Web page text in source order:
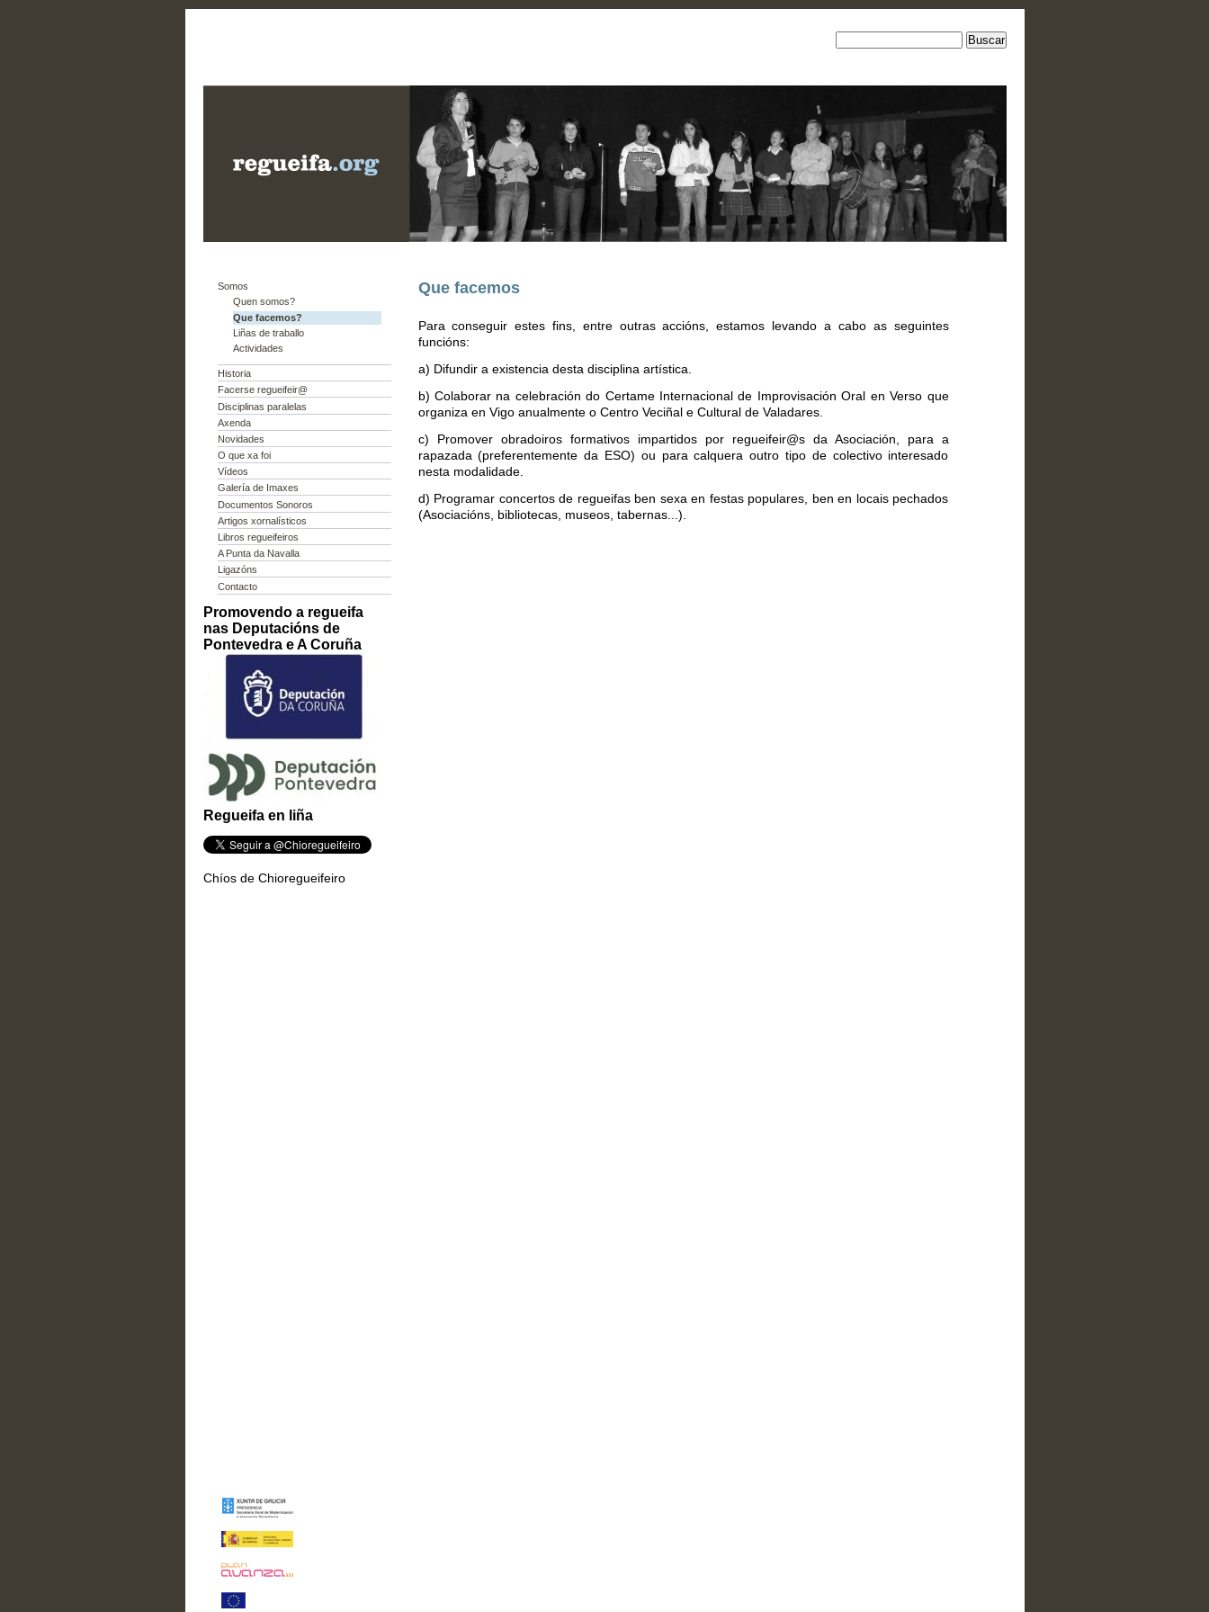
Somos
Quen somos?
Que facemos?
Liñas de traballo
Actividades
Historia
Facerse regueifeir@
Disciplinas paralelas
Axenda
Novidades
O que xa foi
Vídeos
Galería de Imaxes
Documentos Sonoros
Artigos xornalísticos
Libros regueifeiros
A Punta da Navalla
Ligazóns
Contacto
Promovendo a regueifa
nas Deputacións de
Pontevedra e A Coruña
Regueifa en liña
Chíos de Chioregueifeiro
Que facemos
Para conseguir estes fins, entre outras accións, estamos levando a cabo as seguintes
funcións:
a) Difundir a existencia desta disciplina artística.
b) Colaborar na celebración do Certame Internacional de Improvisación Oral en Verso que
organiza en Vigo anualmente o Centro Veciñal e Cultural de Valadares.
c) Promover obradoiros formativos impartidos por regueifeir@s da Asociación, para a
rapazada (preferentemente da ESO) ou para calquera outro tipo de colectivo interesado
nesta modalidade.
d) Programar concertos de regueifas ben sexa en festas populares, ben en locais pechados
(Asociacións, bibliotecas, museos, tabernas...).